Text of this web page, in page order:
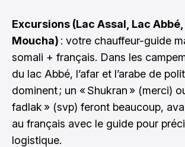
Excursions (Lac Assal, Lac
Moucha) : votre chauffeur-guide
somali + français. Dans les
du lac Abbé, l’afar et l’arabe de
dominent ; un « Shukran » (merci)
fadlak » (svp) feront beaucoup,
au français avec le guide pour
logistique.